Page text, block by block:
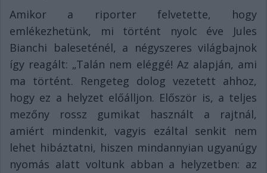
Amikor a riporter felvetette, hogy
emlékezhetünk, mi történt nyolc éve Jules
Bianchi baleseténél, a négyszeres világbajnok
így reagált: „Talán nem eléggé! Az alapján, ami
ma történt. Rengeteg dolog vezetett ahhoz,
hogy ez a helyzet előálljon. Először is, a teljes
mezőny rossz gumikat használt a rajtnál,
amiért mindenkit, vagyis ezáltal senkit nem
lehet hibáztatni, hiszen mindannyian ugyanúgy
nyomás alatt voltunk abban a helyzetben: az